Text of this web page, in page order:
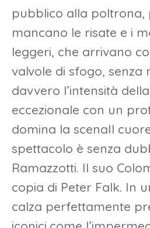
pubblico alla poltrona,
mancano le risate e i
leggeri, che arrivano
valvole di sfogo, senza
davvero l’intensità
eccezionale con un
domina la scenaIl
spettacolo è senza
Ramazzotti. Il suo
copia di Peter Falk. In
calza perfettamente